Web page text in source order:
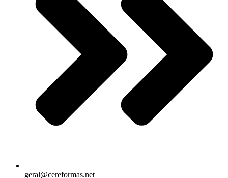
geral@cereformas.net